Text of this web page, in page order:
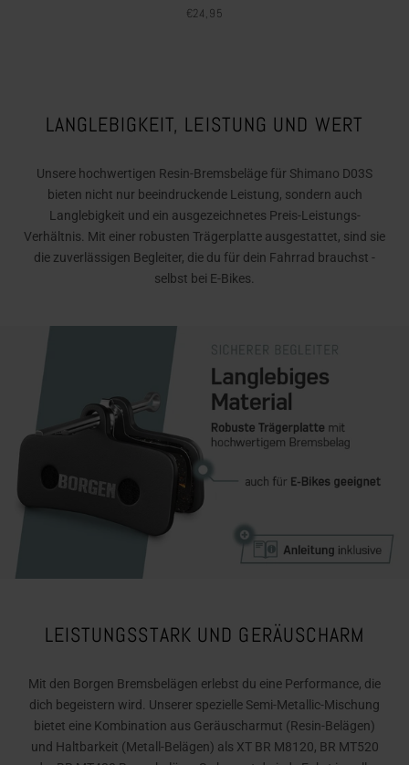
€24,95
LANGLEBIGKEIT, LEISTUNG UND WERT
Unsere hochwertigen Resin-Bremsbeläge für Shimano D03S
bieten nicht nur beeindruckende Leistung, sondern auch
Langlebigkeit und ein ausgezeichnetes Preis-Leistungs-
Verhältnis. Mit einer robusten Trägerplatte ausgestattet, sind sie
die zuverlässigen Begleiter, die du für dein Fahrrad brauchst -
selbst bei E-Bikes.
LEISTUNGSSTARK UND GERÄUSCHARM
Mit den Borgen Bremsbelägen erlebst du eine Performance, die
dich begeistern wird. Unserer spezielle Semi-Metallic-Mischung
bietet eine Kombination aus Geräuscharmut (Resin-Belägen)
und Haltbarkeit (Metall-Belägen) als XT BR M8120, BR MT520